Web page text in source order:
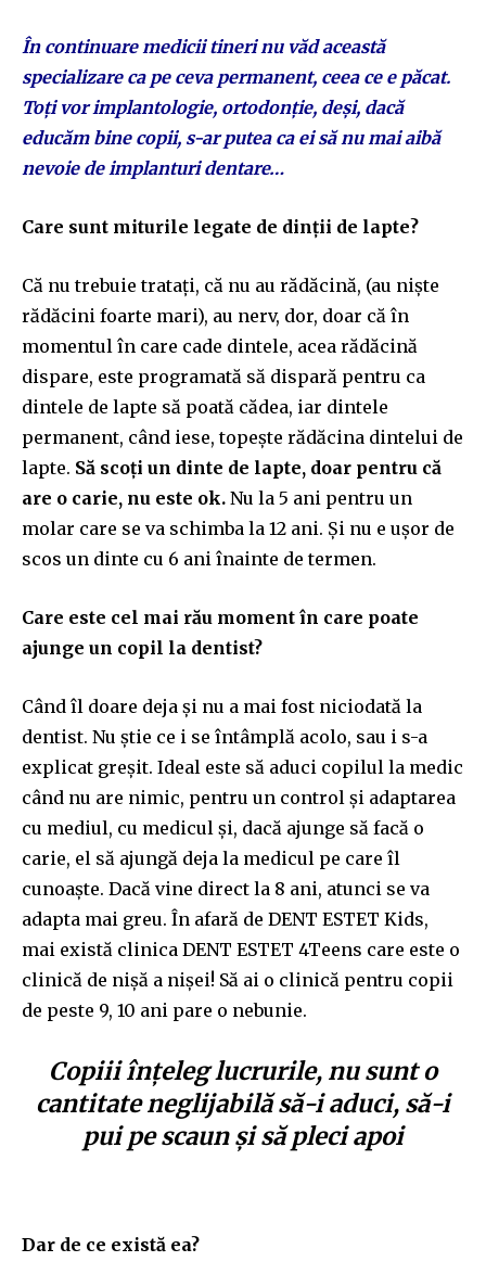
În continuare medicii tineri nu văd această
specializare ca pe ceva permanent, ceea ce e păcat.
Toți vor implantologie, ortodonție, deși, dacă
educăm bine copii, s-ar putea ca ei să nu mai aibă
nevoie de implanturi dentare…
Care sunt miturile legate de dinții de lapte?
Că nu trebuie tratați, că nu au rădăcină, (au niște
rădăcini foarte mari), au nerv, dor, doar că în
momentul în care cade dintele, acea rădăcină
dispare, este programată să dispară pentru ca
dintele de lapte să poată cădea, iar dintele
permanent, când iese, topește rădăcina dintelui de
lapte. Să scoți un dinte de lapte, doar pentru că
are o carie, nu este ok. Nu la 5 ani pentru un
molar care se va schimba la 12 ani. Și nu e ușor de
scos un dinte cu 6 ani înainte de termen.
Care este cel mai rău moment în care poate
ajunge un copil la dentist?
Când îl doare deja și nu a mai fost niciodată la
dentist. Nu știe ce i se întâmplă acolo, sau i s-a
explicat greșit. Ideal este să aduci copilul la medic
când nu are nimic, pentru un control și adaptarea
cu mediul, cu medicul și, dacă ajunge să facă o
carie, el să ajungă deja la medicul pe care îl
cunoaște. Dacă vine direct la 8 ani, atunci se va
adapta mai greu. În afară de DENT ESTET Kids,
mai există clinica DENT ESTET 4Teens care este o
clinică de nișă a nișei! Să ai o clinică pentru copii
de peste 9, 10 ani pare o nebunie.
Copiii înțeleg lucrurile, nu sunt o
cantitate neglijabilă să-i aduci, să-i
pui pe scaun și să pleci apoi
Dar de ce există ea?